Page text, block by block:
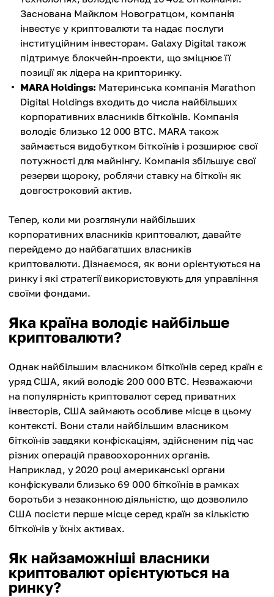
Заснована Майклом Новогратцом, компанія
інвестує у криптовалюти та надає послуги
інституційним інвесторам. Galaxy Digital також
підтримує блокчейн-проекти, що зміцнює її
позиції як лідера на крипторинку.
MARA Holdings: Материнська компанія Marathon
Digital Holdings входить до числа найбільших
корпоративних власників біткоїнів. Компанія
володіє близько 12 000 BTC. MARA також
займається видобутком біткоїнів і розширює свої
потужності для майнінгу. Компанія збільшує свої
резерви щороку, роблячи ставку на біткоїн як
довгостроковий актив.
Тепер, коли ми розглянули найбільших
корпоративних власників криптовалют, давайте
перейдемо до найбагатших власників
криптовалюти. Дізнаємося, як вони орієнтуються на
ринку і які стратегії використовують для управління
своїми фондами.
Яка країна володіє найбільше
криптовалюти?
Однак найбільшим власником біткоїнів серед країн є
уряд США, який володіє 200 000 BTC. Незважаючи
на популярність криптовалют серед приватних
інвесторів, США займають особливе місце в цьому
контексті. Вони стали найбільшим власником
біткоїнів завдяки конфіскаціям, здійсненим під час
різних операцій правоохоронних органів.
Наприклад, у 2020 році американські органи
конфіскували близько 69 000 біткоїнів в рамках
боротьби з незаконною діяльністю, що дозволило
США посісти перше місце серед країн за кількістю
біткоїнів у їхніх активах.
Як найзаможніші власники
криптовалют орієнтуються на
ринку?